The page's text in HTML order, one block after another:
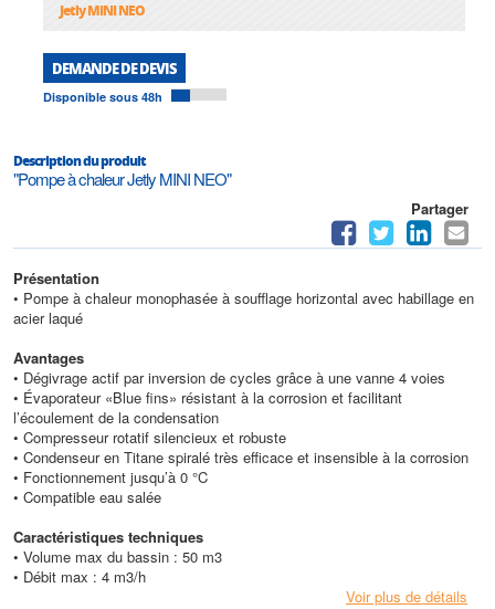
Jetly MINI NEO
DEMANDE DE DEVIS
Disponible sous 48h
Description du produit
"Pompe à chaleur Jetly MINI NEO"
Partager
Présentation
• Pompe à chaleur monophasée à soufflage horizontal avec habillage en
acier laqué
Avantages
• Dégivrage actif par inversion de cycles grâce à une vanne 4 voies
• Évaporateur «Blue fins» résistant à la corrosion et facilitant
l’écoulement de la condensation
• Compresseur rotatif silencieux et robuste
• Condenseur en Titane spiralé très efficace et insensible à la corrosion
• Fonctionnement jusqu’à 0 °C
• Compatible eau salée
Caractéristiques techniques
• Volume max du bassin : 50 m3
• Débit max : 4 m3/h
Voir plus de détails